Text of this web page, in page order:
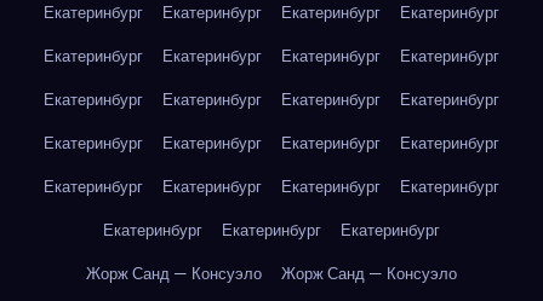
Екатеринбург
Екатеринбург Екатеринбург
Екатеринбург
Екатеринбург
Екатеринбург Екатеринбург
Екатеринбург
Екатеринбург
Екатеринбург Екатеринбург
Екатеринбург
Екатеринбург
Екатеринбург Екатеринбург
Екатеринбург
Екатеринбург
Екатеринбург Екатеринбург
Екатеринбург
Екатеринбург
Екатеринбург
Екатеринбург
Жорж Санд — Консуэло
Жорж Санд — Консуэло